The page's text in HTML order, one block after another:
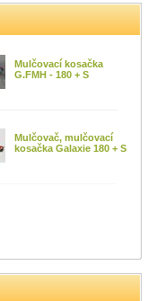
Mulčovací kosačka
G.FMH - 180 + S
Mulčovač, mulčovací
kosačka Galaxie 180 + S